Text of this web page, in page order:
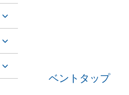
ベントタップ